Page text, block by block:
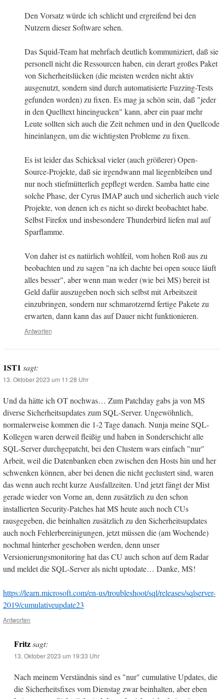
Den Vorsatz würde ich schlicht und ergreifend bei den
Nutzern dieser Software sehen.
Das Squid-Team hat mehrfach deutlich kommuniziert, daß sie
personell nicht die Ressourcen haben, ein derart großes Paket
von Sicherheitslücken (die meisten werden nicht aktiv
ausgenutzt, sondern sind durch automatisierte Fuzzing-Tests
gefunden worden) zu fixen. Es mag ja schön sein, daß "jeder
in den Quelltext hineingucken" kann, aber ein paar mehr
Leute sollten sich auch die Zeit nehmen und in den Quellcode
hineinlangen, um die wichtigsten Probleme zu fixen.
Es ist leider das Schicksal vieler (auch größerer) Open-
Source-Projekte, daß sie irgendwann mal liegenbleiben und
nur noch stiefmütterlich gepflegt werden. Samba hatte eine
solche Phase, der Cyrus IMAP auch und sicherlich auch viele
Projekte, von denen ich es nicht so direkt beobachtet habe.
Selbst Firefox und insbesondere Thunderbird liefen mal auf
Sparflamme.
Von daher ist es natürlich wohlfeil, vom hohen Roß aus zu
beobachten und zu sagen "na ich dachte bei open souce läuft
alles besser", aber wenn man weder (wie bei MS) bereit ist
Geld dafür auszugeben noch sich selbst mit Arbeitszeit
einzubringen, sondern nur schmarotzernd fertige Pakete zu
erwarten, dann kann das auf Dauer nicht funktionieren.
Antworten
1ST1 sagt:
13. Oktober 2023 um 11:28 Uhr
Und da hätte ich OT nochwas… Zum Patchday gabs ja von MS
diverse Sicherheitsupdates zum SQL-Server. Ungewöhnlich,
normalerweise kommen die 1-2 Tage danach. Nunja meine SQL-
Kollegen waren derweil fleißig und haben in Sonderschicht alle
SQL-Server durchgepatcht, bei den Clustern wars einfach "nur"
Arbeit, weil die Datenbanken eben zwischen den Hosts hin und her
schwenken können, aber bei denen die nicht geclustert sind, waren
das wenn auch recht kurze Ausfallzeiten. Und jetzt fängt der Mist
gerade wieder von Vorne an, denn zusätzlich zu den schon
installierten Security-Patches hat MS heute auch noch CUs
rausgegeben, die beinhalten zusätzlich zu den Sicherheitsupdates
auch noch Fehlerbereinigungen, jetzt müssen die (am Wochende)
nochmal hinterher geschoben werden, denn unser
Versionierungsmonitoring hat das CU auch schon auf dem Radar
und meldet die SQL-Server als nicht uptodate… Danke, MS!
https://learn.microsoft.com/en-us/troubleshoot/sql/releases/sqlserver-
2019/cumulativeupdate23
Antworten
Fritz sagt:
13. Oktober 2023 um 19:33 Uhr
Nach meinem Verständnis sind es "nur" cumulative Updates, die
die Sicherheitsfixes vom Dienstag zwar beinhalten, aber eben